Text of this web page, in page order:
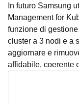
In futuro Samsung
Management for
funzione di
cluster a 3 nodi e a
aggiornare e
affidabile, coerente